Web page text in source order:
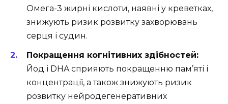
Омега-3 жирні кислоти, наявні у креветках,
знижують ризик розвитку захворювань
серця і судин.
Покращення когнітивних здібностей:
Йод і DHA сприяють покращенню пам’яті і
концентрації, а також знижують ризик
розвитку нейродегенеративних